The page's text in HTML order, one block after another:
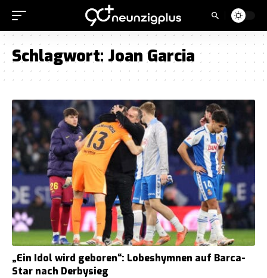
Schlagwort: Joan Garcia
„Ein Idol wird geboren“: Lobeshymnen auf Barca-
Star nach Derbysieg